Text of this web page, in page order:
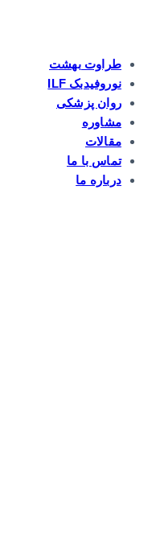
طراوت بهشت
نوروفیدبک ILF
روان پزشکی
مشاوره
مقالات
تماس با ما
درباره ما